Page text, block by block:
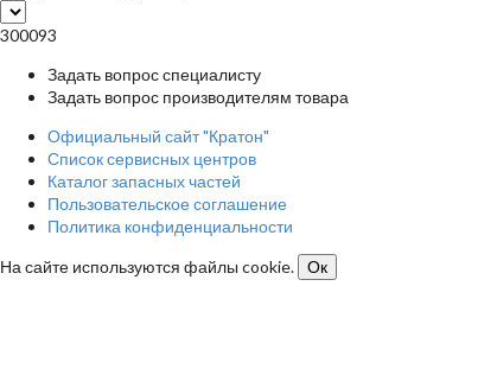
300093
Задать вопрос специалисту
Задать вопрос производителям товара
Официальный сайт "Кратон"
Список сервисных центров
Каталог запасных частей
Пользовательское соглашение
Политика конфиденциальности
На сайте используются файлы cookie.
Ок